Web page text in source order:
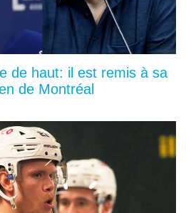
de haut: il est remis à sa
de Montréal